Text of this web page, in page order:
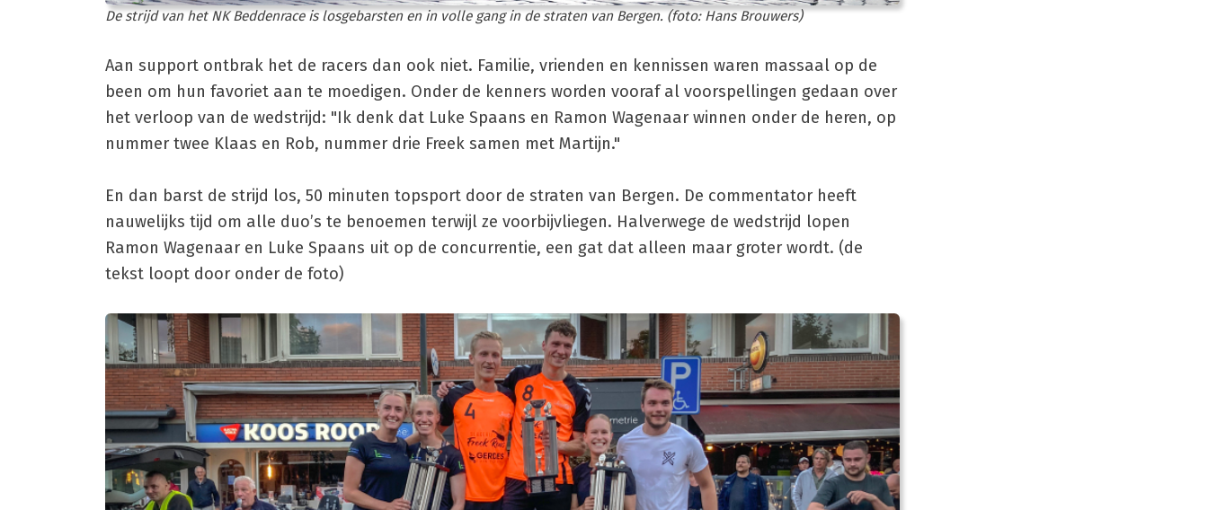
De strijd van het NK Beddenrace is losgebarsten en in volle gang in de straten van Bergen. (foto: Hans Brouwers)
Aan support ontbrak het de racers dan ook niet. Familie, vrienden en kennissen waren massaal op de
been om hun favoriet aan te moedigen. Onder de kenners worden vooraf al voorspellingen gedaan over
het verloop van de wedstrijd: "Ik denk dat Luke Spaans en Ramon Wagenaar winnen onder de heren, op
nummer twee Klaas en Rob, nummer drie Freek samen met Martijn."
En dan barst de strijd los, 50 minuten topsport door de straten van Bergen. De commentator heeft
nauwelijks tijd om alle duo’s te benoemen terwijl ze voorbijvliegen. Halverwege de wedstrijd lopen
Ramon Wagenaar en Luke Spaans uit op de concurrentie, een gat dat alleen maar groter wordt. (de
tekst loopt door onder de foto)